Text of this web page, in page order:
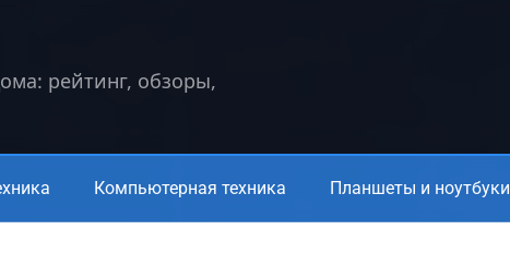
рейтинг, обзоры,
Компьютерная техника Планшеты и ноутбуки